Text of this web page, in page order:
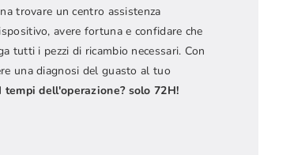
trovare un centro assistenza
avere fortuna e confidare che
tutti i pezzi di ricambio necessari. Con
una diagnosi del guasto al tuo
I tempi dell'operazione? solo 72H!